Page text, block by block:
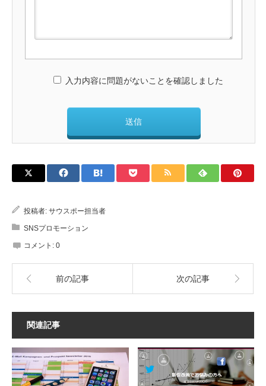
入力内容に問題がないことを確認しました
投稿者: サウスポー担当者
SNSプロモーション
コメント: 0
前の記事 次の記事
関連記事